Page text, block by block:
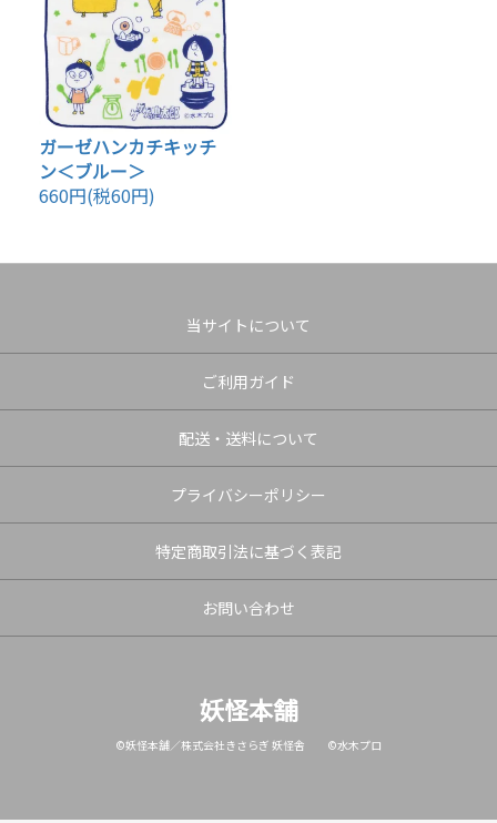
ガーゼハンカチキッチ
ン＜ブルー＞
660円(税60円)
当サイトについて
ご利用ガイド
配送・送料について
プライバシーポリシー
特定商取引法に基づく表記
お問い合わせ
妖怪本舗
©妖怪本舗／株式会社きさらぎ 妖怪舎 ©水木プロ